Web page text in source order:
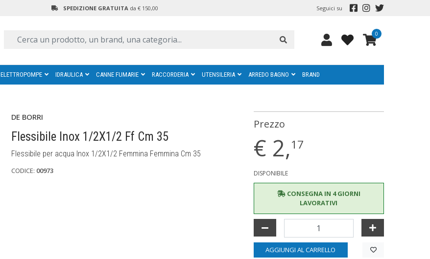
SPEDIZIONE GRATUITA da € 150,00 Seguici su
0
ELETTROPOMPE IDRAULICA CANNE FUMARIE RACCORDERIA UTENSILERIA ARREDO BAGNO BRAND
DE BORRI
Flessibile Inox 1/2X1/2 Ff Cm 35
Flessibile per acqua Inox 1/2X1/2 Femmina Femmina Cm 35
CODICE: 00973
Prezzo
€ 2,17
DISPONIBILE
CONSEGNA IN 4 GIORNI
LAVORATIVI
AGGIUNGI AL CARRELLO